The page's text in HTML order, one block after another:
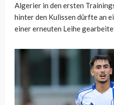
Algerier in den ersten
hinter den Kulissen dürfte an
einer erneuten Leihe